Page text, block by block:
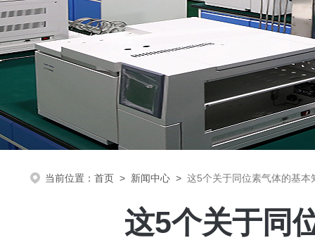
当前位置： 首页 > 新闻中心 > 这5个关于同位素气体的基本
这5个关于同